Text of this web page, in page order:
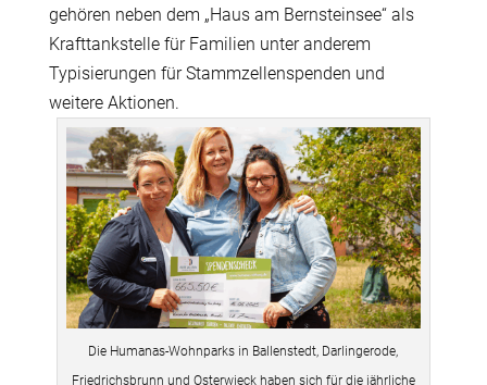
gehören neben dem „Haus am Bernsteinsee“ als
Krafttankstelle für Familien unter anderem
Typisierungen für Stammzellenspenden und
weitere Aktionen.
Die Humanas-Wohnparks in Ballenstedt, Darlingerode,
Friedrichsbrunn und Osterwieck haben sich für die jährliche